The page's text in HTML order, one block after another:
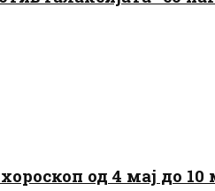
од 4 мај до